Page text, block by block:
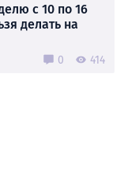
с 10 по 16
делать на
0 414